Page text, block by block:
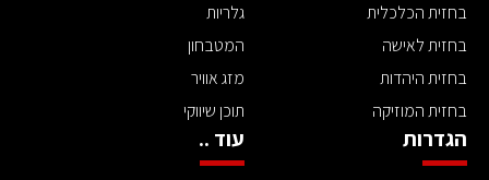
בחזית הכלכלית
בחזית לאישה
בחזית היהדות
בחזית המוזיקה
גלריות
המטבחון
מזג אוויר
תוכן שיווקי
הגדרות עוד ..